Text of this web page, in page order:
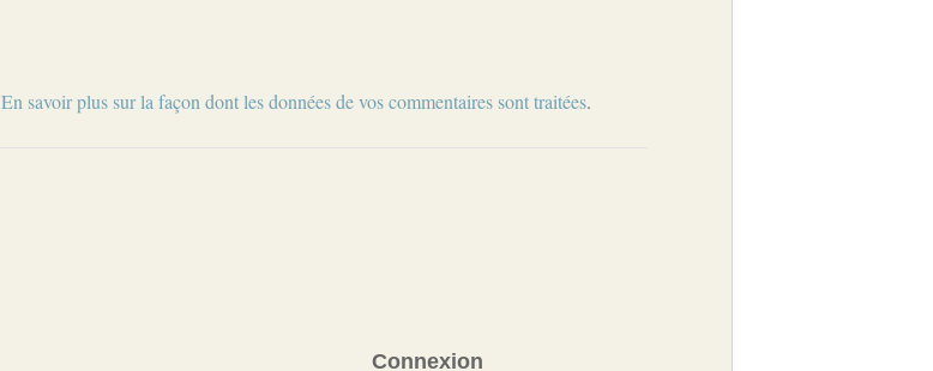
En savoir plus sur la façon dont les données de vos commentaires sont traitées.
Connexion